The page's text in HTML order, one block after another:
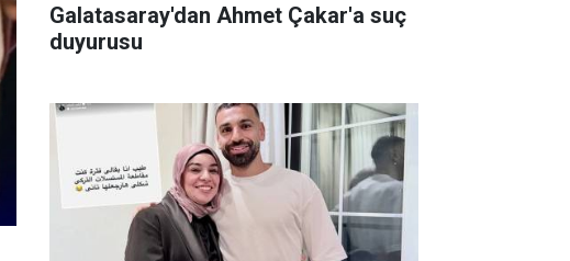
Galatasaray'dan Ahmet Çakar'a suç
duyurusu